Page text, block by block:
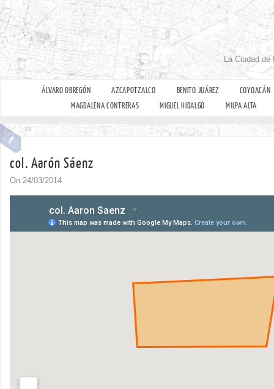
La Ciudad
ÁLVARO OBREGÓN AZCAPOTZALCO BENITO JUÁREZ
COYOACÁN
MAGDALENA CONTRERAS
MIGUEL HIDALGO MILPA ALTA
col. Aarón Sáenz
On 24/03/2014